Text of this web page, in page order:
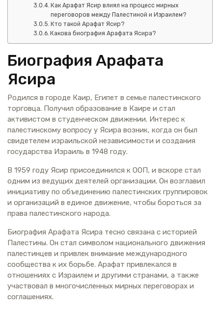
Как Арафат Ясир влиял на процесс мирных
переговоров между Палестиной и Израилем?
Кто такой Арафат Ясир?
Какова биография Арафата Ясира?
Биография Арафата
Ясира
Родился в городе Каир, Египет в семье палестинского
торговца. Получил образование в Каире и стал
активистом в студенческом движении. Интерес к
палестинскому вопросу у Ясира возник, когда он был
свидетелем израильской независимости и создания
государства Израиль в 1948 году.
В 1959 году Ясир присоединился к ООП, и вскоре стал
одним из ведущих деятелей организации. Он возглавил
инициативу по объединению палестинских группировок
и организаций в единое движение, чтобы бороться за
права палестинского народа.
Биография Арафата Ясира тесно связана с историей
Палестины. Он стал символом национального движения
палестинцев и привлек внимание международного
сообщества к их борьбе. Арафат привлекался в
отношениях с Израилем и другими странами, а также
участвовал в многочисленных мирных переговорах и
соглашениях.